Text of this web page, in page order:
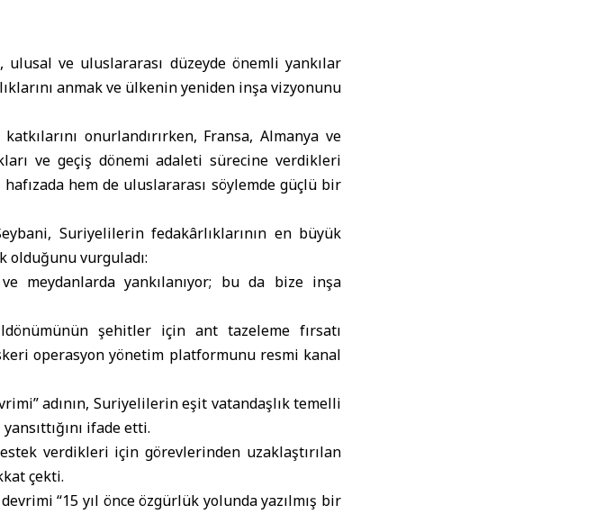
ulusal ve uluslararası düzeyde önemli yankılar
anmak ve ülkenin yeniden inşa vizyonunu
onurlandırırken, Fransa, Almanya ve
ve geçiş dönemi adaleti sürecine verdikleri
hem de uluslararası söylemde güçlü bir
Suriyelilerin fedakârlıklarının en büyük
olduğunu vurguladı:
meydanlarda yankılanıyor; bu da bize inşa
şehitler için ant tazeleme fırsatı
operasyon yönetim platformunu resmi kanal
adının, Suriyelilerin eşit vatandaşlık temelli
ifade etti.
verdikleri için görevlerinden uzaklaştırılan
çekti.
“15 yıl önce özgürlük yolunda yazılmış bir